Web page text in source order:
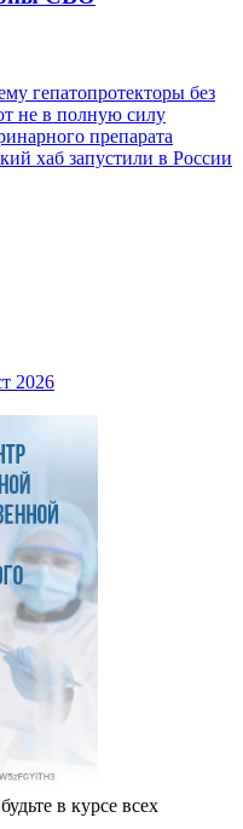
гепатопротекторы без
не в полную силу
препарата
хаб запустили в России
2026
в курсе всех